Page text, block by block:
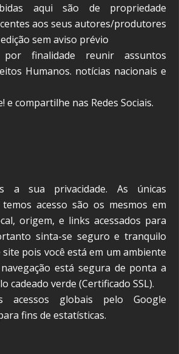
aqui são de propriedade
aos seus autores/produtores
sem aviso prévio
finalidade reunir assuntos
Humanos. notícias nacionais e
e compartilhe nas Redes Sociais.
a sua privacidade. As únicas
acesso são os mesmos em
origem, e links acessados para
sinta-se seguro e tranquilo
pois você está em um ambiente
está segura de ponta a
cadeado verde (Certificado SSL).
acessos globais pelo Google
fins de estatísticas.